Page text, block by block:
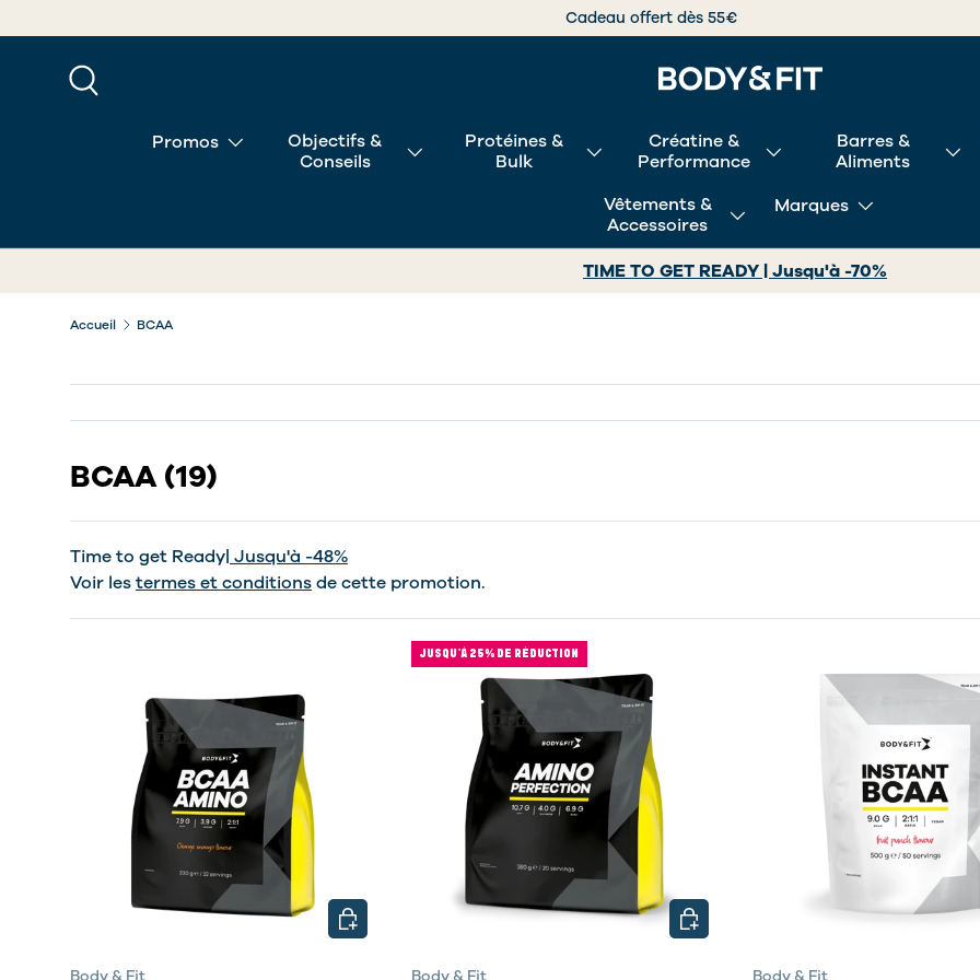
ALLER AU CONTENU
Cadeau offert dès 55€
Promos
Objectifs &
Conseils
Protéines &
Bulk
Créatine &
Performance
Barres &
Aliments
Vêtements &
Accessoires
Marques
TIME TO GET READY | Jusqu'à -70%
Accueil BCAA
BCAA(19)
Time to get Ready| Jusqu'à -48%
Voir lestermes et conditionsde cette promotion.
CHOISIR LES OPTIONS
JUSQU’À 25% DE RÉDUCTION
CHOISIR LES OPTIONS